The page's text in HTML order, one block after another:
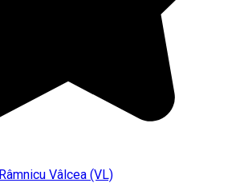
Râmnicu Vâlcea (VL)